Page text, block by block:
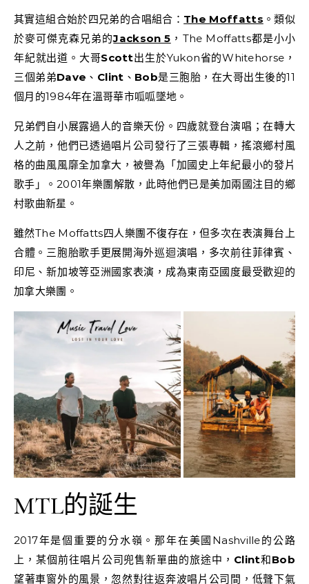
其實這組合始於四兄弟的合唱組合： The Moffatts 。類似
於麥可傑克森兄弟的Jackson 5 ，The Moffatts都是小小
年紀就出道。大哥Scott出生於Yukon省的Whitehorse，
三個弟弟Dave 、 Clint 、 Bob是三胞胎，在大哥出生後的11
個月的1984年在溫哥華市呱呱墜地。
兄弟們自小展露過人的音樂天份。四歲就登台演唱；在轉大
人之前，他們已透過唱片公司發行了三張專輯，搖滾鄉村風
格的曲風風靡全加拿大，被譽為「加國史上年紀最小的發片
歌手」。2001年樂團解散，此時他們已是美加兩國注目的鄉
村歌曲新星。
雖然The Moffatts四人樂團不復存在，但多次在表演舞台上
合體。三胞胎歌手更展開海外巡迴演唱，多次前往菲律賓、
印尼、新加坡等亞洲國家表演，成為東南亞國度最受歡迎的
加拿大樂團。
MTL的誕生
2017年是個重要的分水嶺。那年在美國Nashville的公路
上，某個前往唱片公司兜售新單曲的旅途中， Clint和Bob
望著車窗外的風景，忽然對往返奔波唱片公司間，低聲下氣